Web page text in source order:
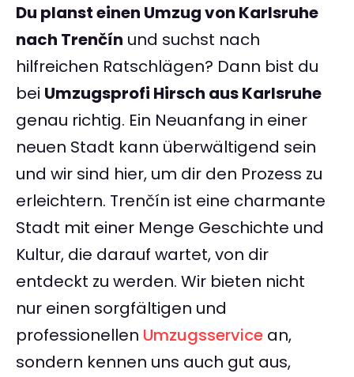
Du planst einen Umzug von Karlsruhe
nach Trenčín und suchst nach
hilfreichen Ratschlägen? Dann bist du
bei Umzugsprofi Hirsch aus Karlsruhe
genau richtig. Ein Neuanfang in einer
neuen Stadt kann überwältigend sein
und wir sind hier, um dir den Prozess zu
erleichtern. Trenčín ist eine charmante
Stadt mit einer Menge Geschichte und
Kultur, die darauf wartet, von dir
entdeckt zu werden. Wir bieten nicht
nur einen sorgfältigen und
professionellen Umzugsservice an,
sondern kennen uns auch gut aus,